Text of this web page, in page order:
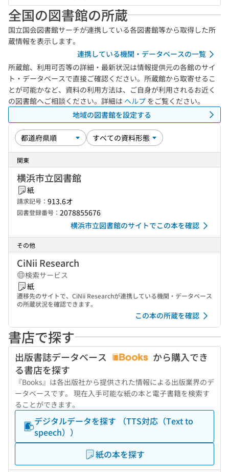
全国の図書館の所蔵
国立国会図書館サーチが連携している各図書館等から取得した所
蔵情報を表示します。
連携している機関・データベースの一覧
所蔵館、利用可否等の詳細・最新状況は情報提供元の各館のサイ
ト・データベースで直接ご確認ください。所蔵館から取寄せるこ
とが可能かなど、資料の利用方法は、ご自身が利用されるお近く
の図書館へご相談ください。詳細は ヘルプ をご覧ください。
地域の図書館を設定する
関東
横浜市立図書館
紙
請求記号： 913.6オ
図書登録番号： 2078855676
横浜市立図書館のサイトでこの本を確認
その他
CiNii Research
検索サービス
紙
遷移先のサイトで、CiNii Researchが連携している機関・データベース
の所蔵状況を確認できます。
この本の所蔵を確認
書店で探す
出版書誌データベース
から購入でき
る書店を探す
『Books』は各出版社から提供された情報による出版業界のデ
ータベースです。 現在入手可能な紙の本と電子書籍を検索す
ることができます。
デジタルデータを探す （TTS対応（Text to
speech））
紙の本を探す